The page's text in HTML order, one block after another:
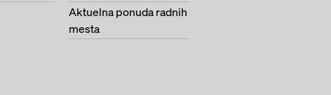
Aktuelna ponuda radnih
mesta